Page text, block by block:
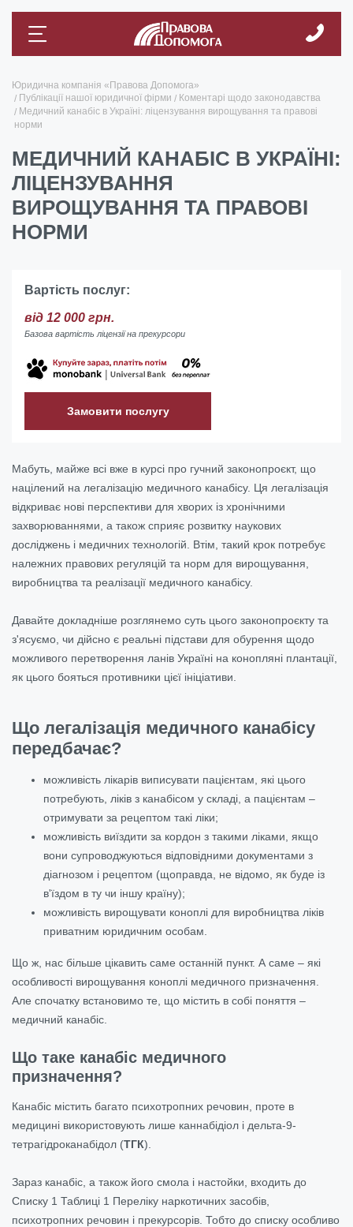
Юридична компанія «Правова Допомога»
Публікації нашої юридичної фірми
Коментарі щодо законодавства
Медичний канабіс в Україні: ліцензування вирощування та правові
норми
МЕДИЧНИЙ КАНАБІС В УКРАЇНІ:
ЛІЦЕНЗУВАННЯ
ВИРОЩУВАННЯ ТА ПРАВОВІ
НОРМИ
Вартість послуг:
від 12 000 грн.
Базова вартість ліцензії на прекурсори
Замовити послугу
Мабуть, майже всі вже в курсі про гучний законопроєкт, що
націлений на легалізацію медичного канабісу. Ця легалізація
відкриває нові перспективи для хворих із хронічними
захворюваннями, а також сприяє розвитку наукових
досліджень і медичних технологій. Втім, такий крок потребує
належних правових регуляцій та норм для вирощування,
виробництва та реалізації медичного канабісу.
Давайте докладніше розглянемо суть цього законопроєкту та
з'ясуємо, чи дійсно є реальні підстави для обурення щодо
можливого перетворення ланів Україні на конопляні плантації,
як цього бояться противники цієї ініціативи.
Що легалізація медичного канабісу
передбачає?
можливість лікарів виписувати пацієнтам, які цього
потребують, ліків з канабісом у складі, а пацієнтам –
отримувати за рецептом такі ліки;
можливість виїздити за кордон з такими ліками, якщо
вони супроводжуються відповідними документами з
діагнозом і рецептом (щоправда, не відомо, як буде із
в'їздом в ту чи іншу країну);
можливість вирощувати коноплі для виробництва ліків
приватним юридичним особам.
Що ж, нас більше цікавить саме останній пункт. А саме – які
особливості вирощування коноплі медичного призначення.
Але спочатку встановимо те, що містить в собі поняття –
медичний канабіс.
Що таке канабіс медичного
призначення?
Канабіс містить багато психотропних речовин, проте в
медицині використовують лише каннабідіол і дельта-9-
тетрагідроканабідол (ТГК).
Зараз канабіс, а також його смола і настойки, входить до
Списку 1 Таблиці 1 Переліку наркотичних засобів,
психотропних речовин і прекурсорів. Тобто до списку особливо